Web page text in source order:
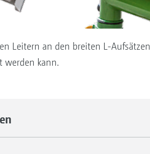
Leitern an den breiten L-Aufsätzen
werden kann.